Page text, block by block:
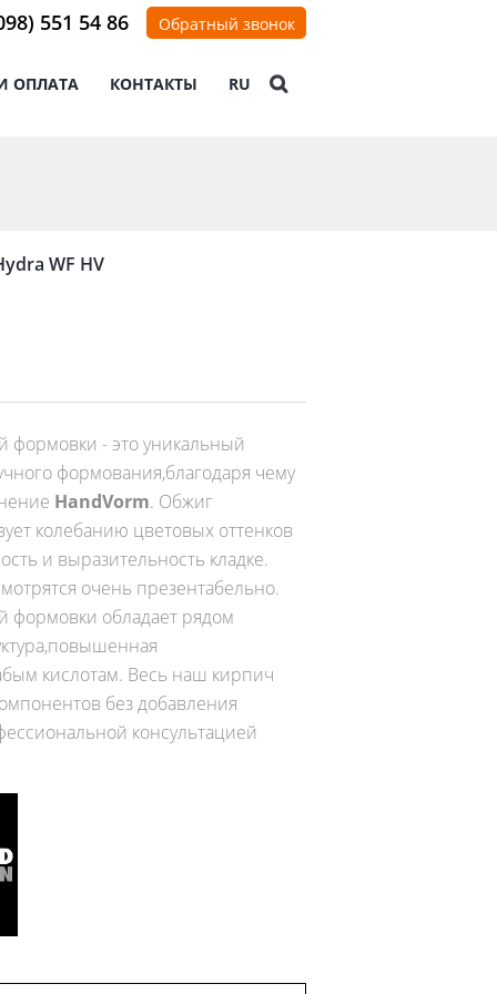
551 54 86 Обратный звонок
ОПЛАТА КОНТАКТЫ RU
WF HV
формовки - это уникальный
формования,благодаря чему
HandVorm. Обжиг
колебанию цветовых оттенков
и выразительность кладке.
очень презентабельно.
формовки обладает рядом
кислотам. Весь наш кирпич
без добавления
консультацией